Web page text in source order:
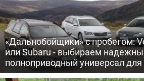
«Дальнобойщики» с пробегом:
или Subaru - выбираем
полноприводный универсал